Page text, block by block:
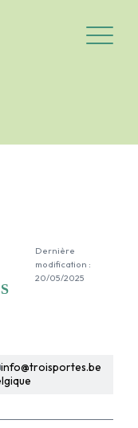
Ouvrir/
Dernière
modification :
20/05/2025
info@troisportes.be